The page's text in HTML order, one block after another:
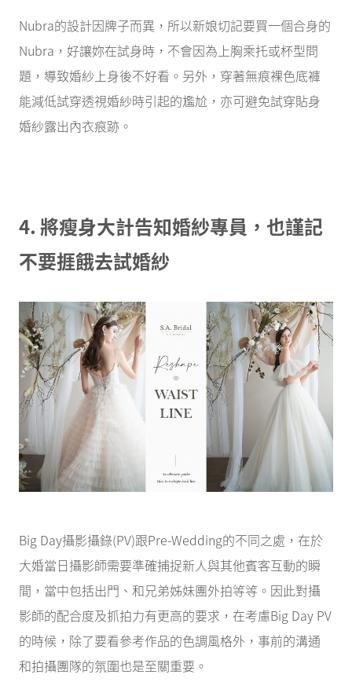
Nubra的設計因牌子而異，所以新娘切記要買一個合身的
Nubra，好讓妳在試身時，不會因為上胸乘托或杯型問
題，導致婚紗上身後不好看。另外，穿著無痕裸色底褲
能減低試穿透視婚紗時引起的尷尬，亦可避免試穿貼身
婚紗露出內衣痕跡。
4. 將瘦身大計告知婚紗專員，也謹記
不要捱餓去試婚紗
Big Day攝影攝錄(PV)跟Pre-Wedding的不同之處，在於
大婚當日攝影師需要準確捕捉新人與其他賓客互動的瞬
間，當中包括出門、和兄弟姊妹團外拍等等。因此對攝
影師的配合度及抓拍力有更高的要求，在考慮Big Day PV
的時候，除了要看參考作品的色調風格外，事前的溝通
和拍攝團隊的氛圍也是至關重要。